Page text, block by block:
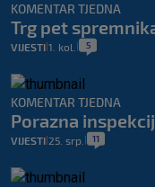
KOMENTAR TJEDNA
Trg pet
VIJESTI 1. kol. 5
KOMENTAR TJEDNA
Porazna
VIJESTI 25. srp. 11